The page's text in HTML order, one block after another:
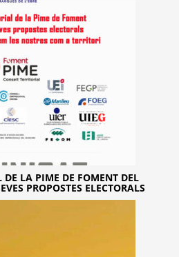
DE LA PIME DE FOMENT DEL
PROPOSTES ELECTORALS